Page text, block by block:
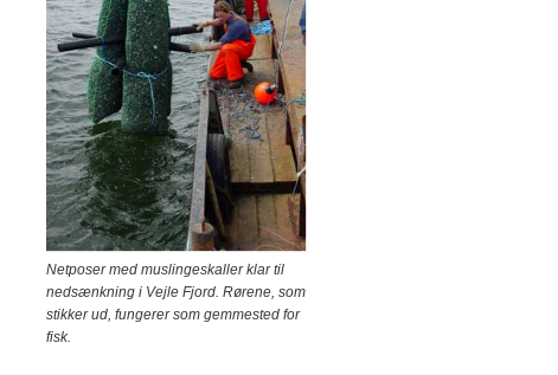
Netposer med muslingeskaller klar til
nedsænkning i Vejle Fjord. Rørene, som
stikker ud, fungerer som gemmested for
fisk.